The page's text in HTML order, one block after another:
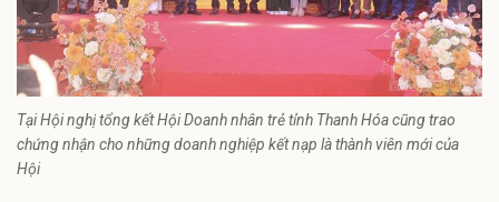
Tại Hội nghị tổng kết Hội Doanh nhân trẻ tỉnh Thanh Hóa cũng trao
chứng nhận cho những doanh nghiệp kết nạp là thành viên mới của
Hội